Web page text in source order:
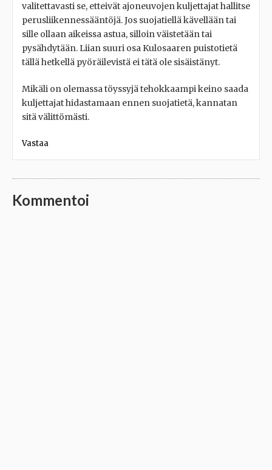
valitettavasti se, etteivät ajoneuvojen kuljettajat hallitse
perusliikennessääntöjä. Jos suojatiellä kävellään tai
sille ollaan aikeissa astua, silloin väistetään tai
pysähdytään. Liian suuri osa Kulosaaren puistotietä
tällä hetkellä pyöräilevistä ei tätä ole sisäistänyt.
Mikäli on olemassa töyssyjä tehokkaampi keino saada
kuljettajat hidastamaan ennen suojatietä, kannatan
sitä välittömästi.
Vastaa
Kommentoi